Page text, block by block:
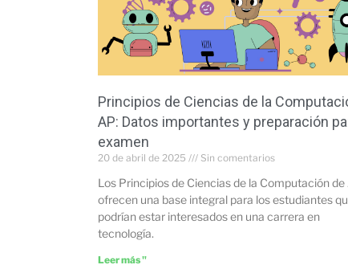
Principios de Ciencias de la
AP: Datos importantes y preparación
examen
20 de abril de 2025 Sin comentarios
Los Principios de Ciencias de la Computación de
ofrecen una base integral para los estudiantes
podrían estar interesados en una carrera en
tecnología.
Leer más "